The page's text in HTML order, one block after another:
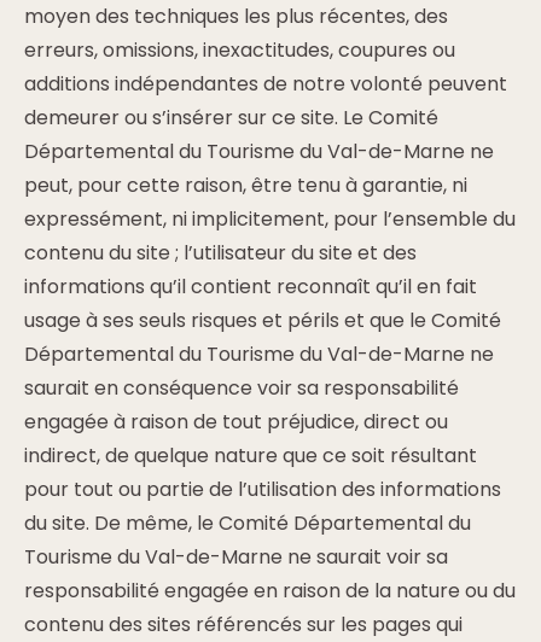
moyen des techniques les plus récentes, des
erreurs, omissions, inexactitudes, coupures ou
additions indépendantes de notre volonté peuvent
demeurer ou s’insérer sur ce site. Le Comité
Départemental du Tourisme du Val-de-Marne ne
peut, pour cette raison, être tenu à garantie, ni
expressément, ni implicitement, pour l’ensemble du
contenu du site ; l’utilisateur du site et des
informations qu’il contient reconnaît qu’il en fait
usage à ses seuls risques et périls et que le Comité
Départemental du Tourisme du Val-de-Marne ne
saurait en conséquence voir sa responsabilité
engagée à raison de tout préjudice, direct ou
indirect, de quelque nature que ce soit résultant
pour tout ou partie de l’utilisation des informations
du site. De même, le Comité Départemental du
Tourisme du Val-de-Marne ne saurait voir sa
responsabilité engagée en raison de la nature ou du
contenu des sites référencés sur les pages qui